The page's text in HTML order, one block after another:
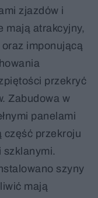
zjazdów i
mają atrakcyjny,
imponującą
przekryć
Zabudowa w
panelami
część przekroju
szklanymi.
szyny
mają